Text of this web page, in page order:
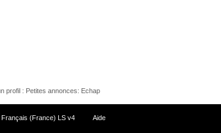
profil : Petites annonces: Echap
Français (France) LS v4 Aide